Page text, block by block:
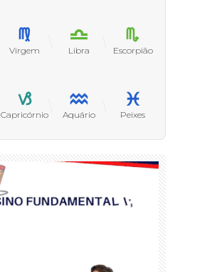
Virgem Libra Escorpião
Capricórnio Aquário Peixes